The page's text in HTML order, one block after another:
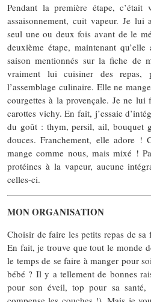
Pendant la première étape, c’était
assaisonnement, cuit vapeur. Je
seul une ou deux fois avant de le
deuxième étape, maintenant
saison mentionnés sur la fiche de
vraiment lui cuisiner des repas,
l’assemblage culinaire. Elle ne
courgettes à la provençale. Je ne lui
carottes vichy. En fait, j’essaie
du goût : thym, persil, ail, bouquet
douces. Franchement, elle adore !
mange comme nous, mais mixé !
protéines à la vapeur, aucune
celles-ci.
MON ORGANISATION
Choisir de faire les petits repas de sa
En fait, je trouve que tout le monde
le temps de se faire à manger pour
bébé ? Il y a tellement de bonnes
pour son éveil, top pour sa santé,